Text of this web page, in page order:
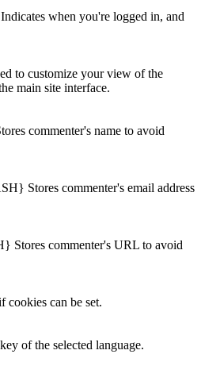
Indicates when you're logged in, and
to customize your view of the
main site interface.
commenter's name to avoid
Stores commenter's email address
Stores commenter's URL to avoid
cookies can be set.
of the selected language.